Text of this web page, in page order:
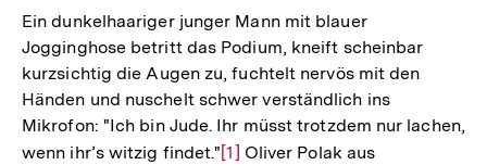
Ein dunkelhaariger junger Mann mit blauer
Jogginghose betritt das Podium, kneift scheinbar
kurzsichtig die Augen zu, fuchtelt nervös mit den
Händen und nuschelt schwer verständlich ins
Mikrofon: "Ich bin Jude. Ihr müsst trotzdem nur lachen,
wenn ihr’s witzig findet." Zur
[1] Oliver Polak aus